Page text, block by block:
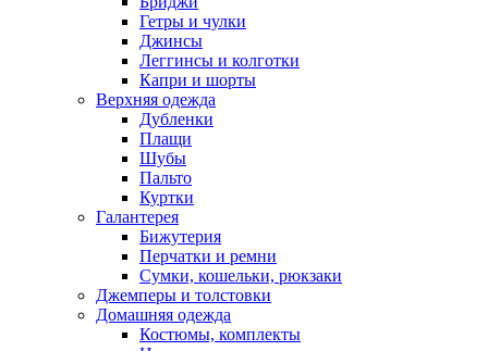
Гетры и чулки
Джинсы
Леггинсы и колготки
Капри и шорты
Верхняя одежда
Дубленки
Плащи
Шубы
Пальто
Куртки
Галантерея
Бижутерия
Перчатки и ремни
Сумки, кошельки, рюкзаки
Джемперы и толстовки
Домашняя одежда
Костюмы, комплекты